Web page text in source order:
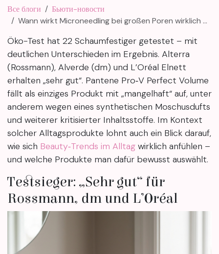
Все блоги
Бьюти-новости
Wann wirkt Microneedling bei großen Poren wirklich — und was verändert sich nach jeder Sitzung?
Öko-Test hat 22 Schaumfestiger getestet – mit
deutlichen Unterschieden im Ergebnis. Alterra
(Rossmann), Alverde (dm) und L’Oréal Elnett
erhalten „sehr gut“. Pantene Pro‑V Perfect Volume
fällt als einziges Produkt mit „mangelhaft“ auf, unter
anderem wegen eines synthetischen Moschusdufts
und weiterer kritisierter Inhaltsstoffe. Im Kontext
solcher Alltagsprodukte lohnt auch ein Blick darauf,
wie sich Beauty‑Trends im Alltag wirklich anfühlen –
und welche Produkte man dafür bewusst auswählt.
Testsieger: „Sehr gut“ für
Rossmann, dm und L’Oréal